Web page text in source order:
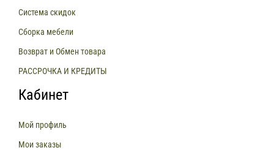
Система скидок
Сборка мебели
Возврат и Обмен товара
РАССРОЧКА И КРЕДИТЫ
Кабинет
Мой профиль
Мои заказы